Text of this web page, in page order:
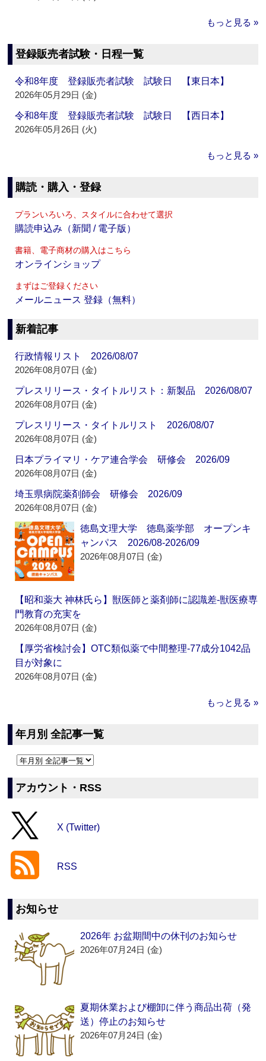
もっと見る »
登録販売者試験・日程一覧
令和8年度 登録販売者試験 試験日 【東日本】
2026年05月29日 (金)
令和8年度 登録販売者試験 試験日 【西日本】
2026年05月26日 (火)
もっと見る »
購読・購入・登録
プランいろいろ、スタイルに合わせて選択
購読申込み（新聞 / 電子版）
書籍、電子商材の購入はこちら
オンラインショップ
まずはご登録ください
メールニュース 登録（無料）
新着記事
行政情報リスト 2026/08/07
2026年08月07日 (金)
プレスリリース・タイトルリスト：新製品 2026/08/07
2026年08月07日 (金)
プレスリリース・タイトルリスト 2026/08/07
2026年08月07日 (金)
日本プライマリ・ケア連合学会 研修会 2026/09
2026年08月07日 (金)
埼玉県病院薬剤師会 研修会 2026/09
2026年08月07日 (金)
徳島文理大学 徳島薬学部 オープンキ
ャンパス 2026/08-2026/09
2026年08月07日 (金)
【昭和薬大 神林氏ら】獣医師と薬剤師に認識差‐獣医療専
門教育の充実を
2026年08月07日 (金)
【厚労省検討会】OTC類似薬で中間整理‐77成分1042品
目が対象に
2026年08月07日 (金)
もっと見る »
年月別 全記事一覧
アカウント・RSS
X (Twitter)
RSS
お知らせ
2026年 お盆期間中の休刊のお知らせ
2026年07月24日 (金)
夏期休業および棚卸に伴う商品出荷（発
送）停止のお知らせ
2026年07月24日 (金)